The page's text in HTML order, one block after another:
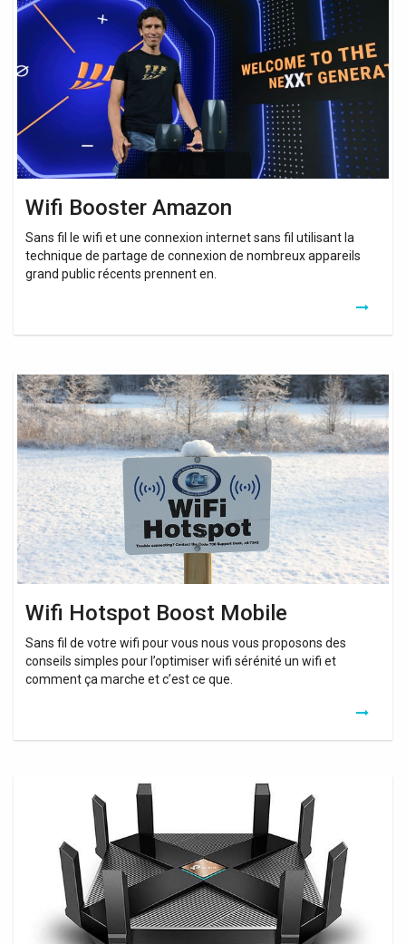
Wifi Booster Amazon
Sans fil le wifi et une connexion internet sans fil utilisant la
technique de partage de connexion de nombreux appareils
grand public récents prennent en.
Amazon
Wifi Hotspot Boost Mobile
Sans fil de votre wifi pour vous nous vous proposons des
conseils simples pour l’optimiser wifi sérénité un wifi et
comment ça marche et c’est ce que.
Wifi
Hotspot
Boost
Mobile